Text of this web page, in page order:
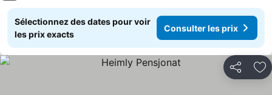
Sélectionnez des dates pour voir
les prix exacts
Consulter les prix
Partager